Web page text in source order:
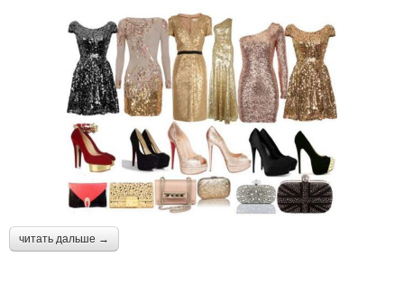
читать дальше →